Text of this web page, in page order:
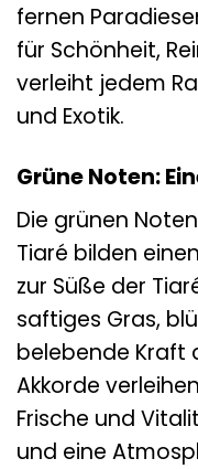
fernen
für Schönheit,
verleiht jedem
und Exotik.
Grüne Noten:
Die grünen
Tiaré bilden
zur Süße der
saftiges Gras,
belebende Kraft
Akkorde
Frische und
und eine